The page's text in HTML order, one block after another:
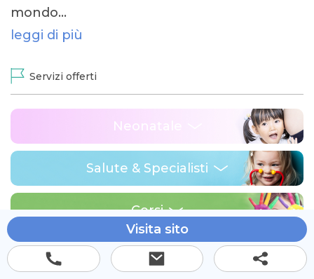
mondo…
leggi di più
Servizi offerti
Neonatale
Salute & Specialisti
Corsi
Via Domenico Trentacoste 32 Milano
Visita sito